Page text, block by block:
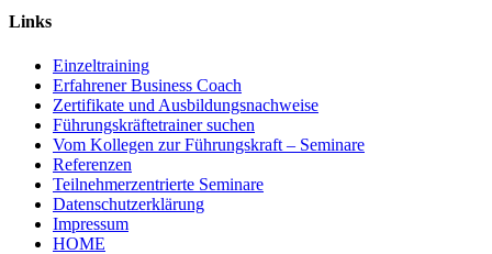
Links
Einzeltraining
Erfahrener Business Coach
Zertifikate und Ausbildungsnachweise
Führungskräftetrainer suchen
Vom Kollegen zur Führungskraft – Seminare
Referenzen
Teilnehmerzentrierte Seminare
Datenschutzerklärung
Impressum
HOME